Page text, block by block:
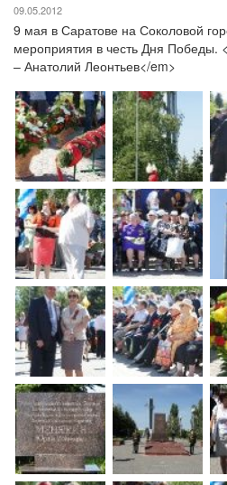
09.05.2012
9 мая в Саратове на Соколовой
мероприятия в честь Дня Победы.
– Анатолий Леонтьев</em>